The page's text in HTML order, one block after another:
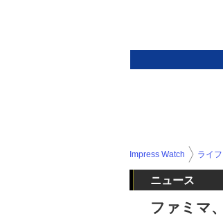
Impress Watch ライフ
ニュース
ファミマ